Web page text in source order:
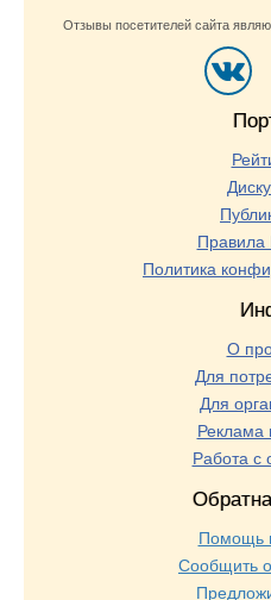
Отзывы посетителей сайта
Правила
Политика
О
Для
Для
Реклама
Работа с
Помощь
Сообщить